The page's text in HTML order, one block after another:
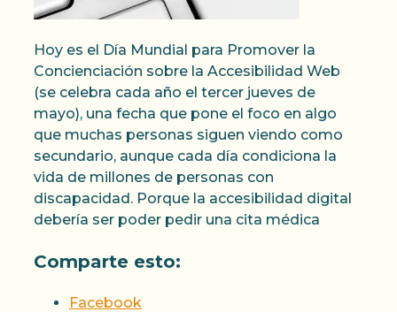
Hoy es el Día Mundial para Promover la
Concienciación sobre la Accesibilidad Web
(se celebra cada año el tercer jueves de
mayo), una fecha que pone el foco en algo
que muchas personas siguen viendo como
secundario, aunque cada día condiciona la
vida de millones de personas con
discapacidad. Porque la accesibilidad digital
debería ser poder pedir una cita médica
Comparte esto:
Facebook